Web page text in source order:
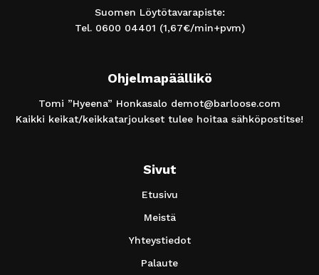
Suomen Löytötavarapiste:
Tel. 0600 04401 (1,67€/min+pvm)
Ohjelmapäällikö
Tomi ”Hyeena” Honkasalo demot@barloose.com
Kaikki keikat/keikkatarjoukset tulee hoitaa sähköpostitse!
Sivut
Etusivu
Meistä
Yhteystiedot
Palaute